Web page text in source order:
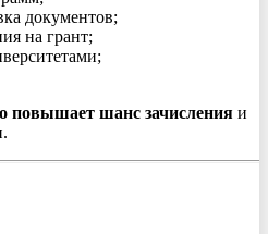
документов;
на грант;
повышает шанс зачисления и